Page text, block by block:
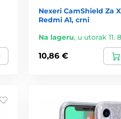
Nexeri CamShield Za
Redmi A1, crni
Na lageru, u utorak 11.
10,86 €